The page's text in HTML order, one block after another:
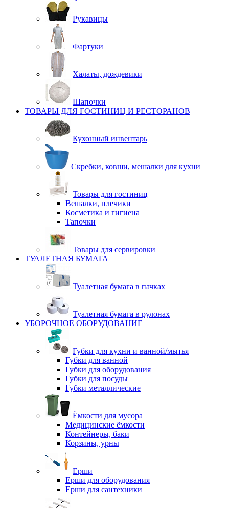
Рукавицы
Фартуки
Халаты, дождевики
Шапочки
ТОВАРЫ ДЛЯ ГОСТИНИЦ И РЕСТОРАНОВ
Кухонный инвентарь
Скребки, ковши, мешалки для кухни
Товары для гостиниц
Вешалки, плечики
Косметика и гигиена
Тапочки
Товары для сервировки
ТУАЛЕТНАЯ БУМАГА
Туалетная бумага в пачках
Туалетная бумага в рулонах
УБОРОЧНОЕ ОБОРУДОВАНИЕ
Губки для кухни и ванной/мытья
Губки для ванной
Губки для оборудования
Губки для посуды
Губки металлические
Ёмкости для мусора
Медицинские ёмкости
Контейнеры, баки
Корзины, урны
Ерши
Ерши для оборудования
Ерши для сантехники